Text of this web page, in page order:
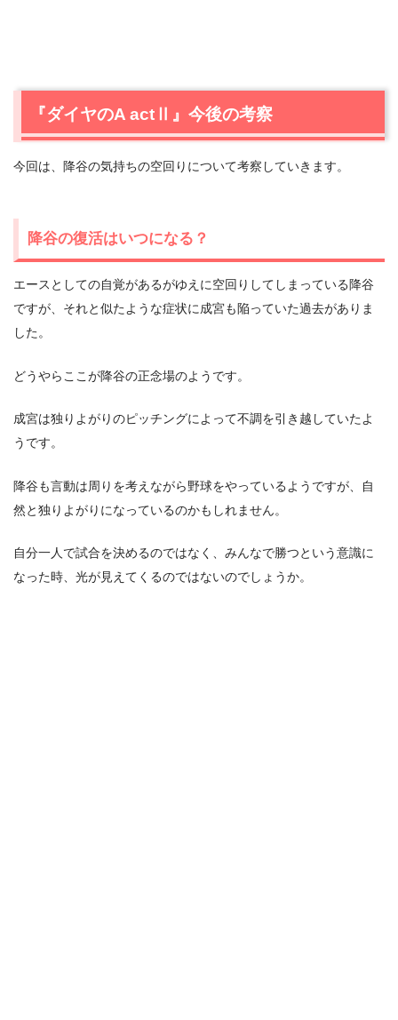
『ダイヤのA actⅡ』今後の考察
今回は、降谷の気持ちの空回りについて考察していきます。
降谷の復活はいつになる？
エースとしての自覚があるがゆえに空回りしてしまっている降谷
ですが、それと似たような症状に成宮も陥っていた過去がありま
した。
どうやらここが降谷の正念場のようです。
成宮は独りよがりのピッチングによって不調を引き越していたよ
うです。
降谷も言動は周りを考えながら野球をやっているようですが、自
然と独りよがりになっているのかもしれません。
自分一人で試合を決めるのではなく、みんなで勝つという意識に
なった時、光が見えてくるのではないのでしょうか。